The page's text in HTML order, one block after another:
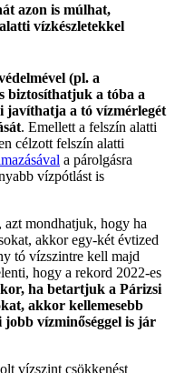
azon is múlhat,
vízkészletekkel
(pl. a
biztosíthatjuk a tóba a
javíthatja a tó vízmérlegét
. Emellett a felszín alatti
célzott felszín alatti
a párolgásra
vízpótlást is
azt mondhatjuk, hogy ha
akkor egy-két évtized
tó vízszintre kell majd
hogy a rekord 2022-es
ha betartjuk a Párizsi
akkor kellemesebb
vízminőséggel is jár
vízszint csökkenést